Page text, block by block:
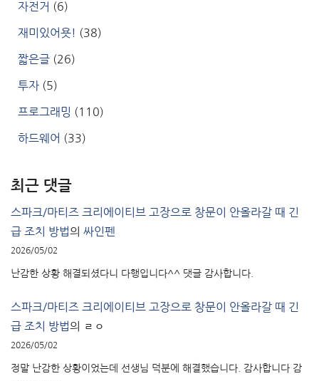
자전거 (6)
재미있어욧! (38)
짧은글 (26)
투자 (5)
프로그래밍 (110)
하드웨어 (33)
최근 댓글
스파크/마티즈 크리에이티브 고장으로 창문이 안올라갈 때 긴
급 조치 방법의 싸인펜
2026/05/02
난감한 상황 해결되셨다니 다행입니다^^ 댓글 감사합니다.
스파크/마티즈 크리에이티브 고장으로 창문이 안올라갈 때 긴
급 조치 방법의 ㄹㅇ
2026/05/02
정말 난감한 상황이었는데 선생님 덕분에 해결했습니다. 감사합니다 감